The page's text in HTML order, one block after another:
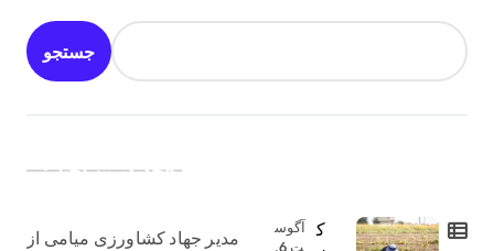
جستجو
جدیدترین اخبار:
ک
آگوس
ت 6,
مدیر جهاد کشاورزی میامی از